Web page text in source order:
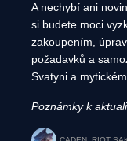
A nechybí ani
si budete moci
zakoupením,
požadavků a
Svatyni a
Poznámky k